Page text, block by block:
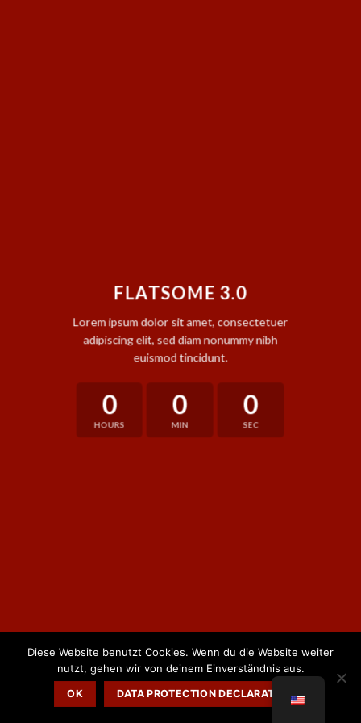
FLATSOME 3.0
Lorem ipsum dolor sit amet, consectetuer
adipiscing elit, sed diam nonummy nibh
euismod tincidunt.
0
HOURS
0
MIN
0
SEC
Diese Website benutzt Cookies. Wenn du die Website weiter
nutzt, gehen wir von deinem Einverständnis aus.
OK DATA PROTECTION DECLARATION